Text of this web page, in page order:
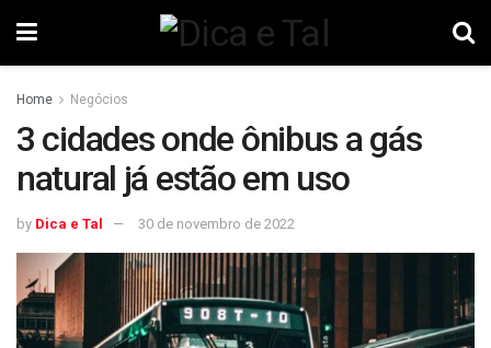
Home Negócios
3 cidades onde ônibus a gás
natural já estão em uso
by Dica e Tal 30 de novembro de 2022